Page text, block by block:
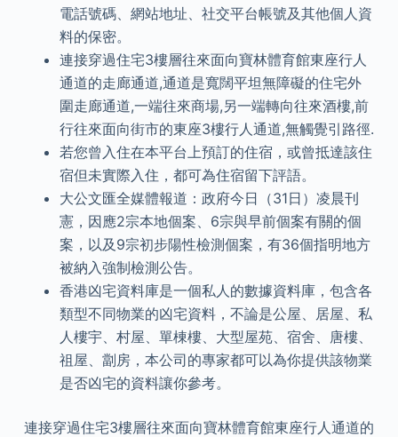
電話號碼、網站地址、社交平台帳號及其他個人資
料的保密。
連接穿過住宅3樓層往來面向寶林體育館東座行人
通道的走廊通道,通道是寬闊平坦無障礙的住宅外
圍走廊通道,一端往來商場,另一端轉向往來酒樓,前
行往來面向街市的東座3樓行人通道,無觸覺引路徑.
若您曾入住在本平台上預訂的住宿，或曾抵達該住
宿但未實際入住，都可為住宿留下評語。
大公文匯全媒體報道：政府今日（31日）凌晨刊
憲，因應2宗本地個案、6宗與早前個案有關的個
案，以及9宗初步陽性檢測個案，有36個指明地方
被納入強制檢測公告。
香港凶宅資料庫是一個私人的數據資料庫，包含各
類型不同物業的凶宅資料，不論是公屋、居屋、私
人樓宇、村屋、單棟樓、大型屋苑、宿舍、唐樓、
祖屋、劏房，本公司的專家都可以為你提供該物業
是否凶宅的資料讓你參考。
連接穿過住宅3樓層往來面向寶林體育館東座行人通道的